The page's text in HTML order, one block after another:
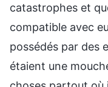
catastrophes et
compatible avec
possédés par des
étaient une